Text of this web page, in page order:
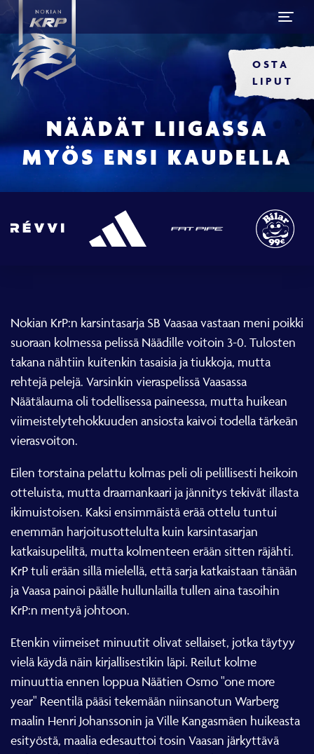
OSTA
LIPUT
NÄÄDÄT LIIGASSA
MYÖS ENSI KAUDELLA
Nokian KrP:n karsintasarja SB Vaasaa vastaan meni poikki
suoraan kolmessa pelissä Näädille voitoin 3-0. Tulosten
takana nähtiin kuitenkin tasaisia ja tiukkoja, mutta
rehtejä pelejä. Varsinkin vieraspelissä Vaasassa
Näätälauma oli todellisessa paineessa, mutta huikean
viimeistelytehokkuuden ansiosta kaivoi todella tärkeän
vierasvoiton.
Eilen torstaina pelattu kolmas peli oli pelillisesti heikoin
otteluista, mutta draamankaari ja jännitys tekivät illasta
ikimuistoisen. Kaksi ensimmäistä erää ottelu tuntui
enemmän harjoitusottelulta kuin karsintasarjan
katkaisupeliltä, mutta kolmenteen erään sitten räjähti.
KrP tuli erään sillä mielellä, että sarja katkaistaan tänään
ja Vaasa painoi päälle hullunlailla tullen aina tasoihin
KrP:n mentyä johtoon.
Etenkin viimeiset minuutit olivat sellaiset, jotka täytyy
vielä käydä näin kirjallisestikin läpi. Reilut kolme
minuuttia ennen loppua Näätien Osmo "one more
year" Reentilä pääsi tekemään niinsanotun Warberg
maalin Henri Johanssonin ja Ville Kangasmäen huikeasta
esityöstä, maalia edesauttoi tosin Vaasan järkyttävä